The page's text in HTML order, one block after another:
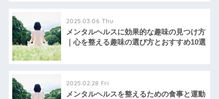
2025.03.06 Thu
メンタルヘルスに効果的な趣味の見つけ方
｜心を整える趣味の選び方とおすすめ10選
2025.02.28 Fri
メンタルヘルスを整えるための食事と運動